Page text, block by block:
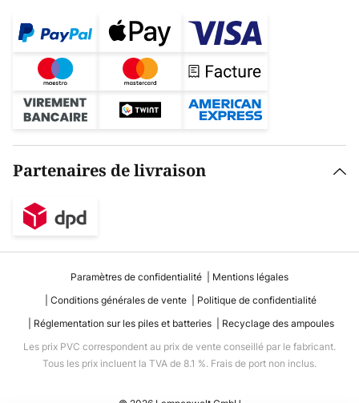
Partenaires de livraison
Paramètres de confidentialité
Mentions légales
Conditions générales de vente
Politique de confidentialité
Réglementation sur les piles et batteries
Recyclage des ampoules
Les prix PVC correspondent au prix de vente conseillé par le fabricant.
Tous les prix incluent la TVA de 8.1 %. Frais de port non inclus.